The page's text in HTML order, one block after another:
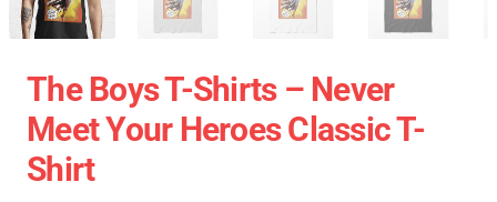
The Boys T-Shirts – Never
Meet Your Heroes Classic T-
Shirt